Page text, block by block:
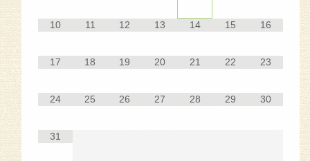
10 11 12 13 14 15 16
17 18 19 20 21 22 23
24 25 26 27 28 29 30
31